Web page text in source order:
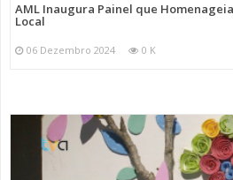
AML Inaugura Painel que
Local
06 Dezembro 2024 0 K